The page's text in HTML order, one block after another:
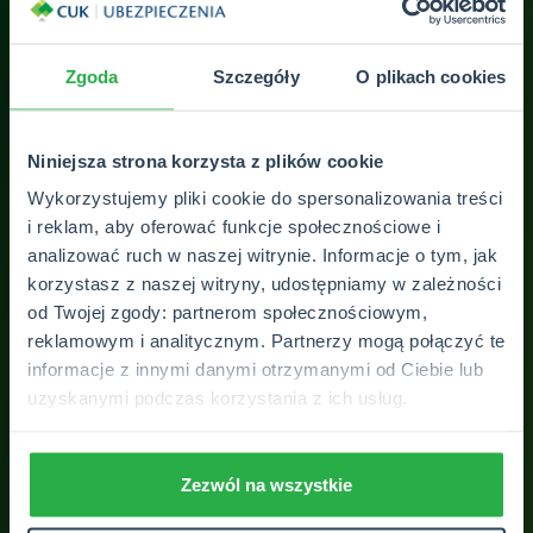
Zgoda Szczegóły O plikach cookies
Niniejsza strona korzysta z plików cookie
Wykorzystujemy pliki cookie do spersonalizowania treści
i reklam, aby oferować funkcje społecznościowe i
analizować ruch w naszej witrynie. Informacje o tym, jak
korzystasz z naszej witryny, udostępniamy w zależności
od Twojej zgody: partnerom społecznościowym,
reklamowym i analitycznym. Partnerzy mogą połączyć te
informacje z innymi danymi otrzymanymi od Ciebie lub
uzyskanymi podczas korzystania z ich usług.
Zezwól na wszystkie
ubezpieczenie i poprawnie wpisać wszystkie
online. Dziękuję, polecam 👍
Forpoizda
we
ZOBACZ WSZYSTKIE OPINIE